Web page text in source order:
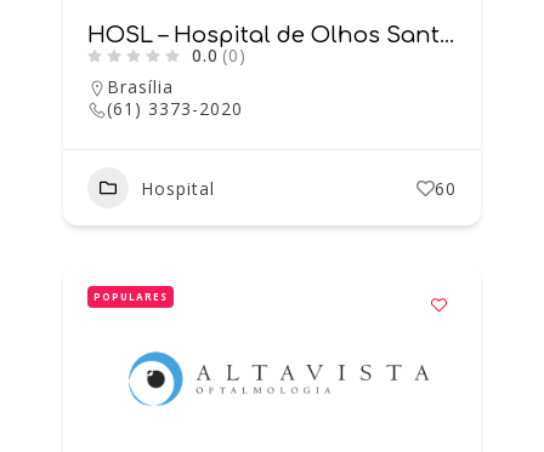
HOSL – Hospital de Olhos Santa Lúcia
0.0 (0)
Brasília
(61) 3373-2020
Hospital 60
POPULARES